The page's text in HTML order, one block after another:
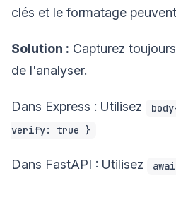
clés et le formatage
Solution : Capturez
de l'analyser.
Dans Express : Utilisez
verify: true }
Dans FastAPI : Utilisez